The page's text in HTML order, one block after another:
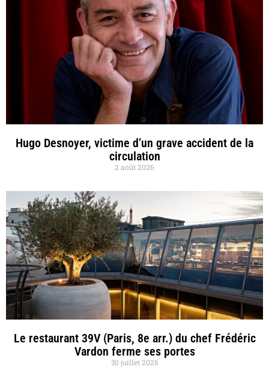
Hugo Desnoyer, victime d’un grave accident de la
circulation
2 août 2026
Le restaurant 39V (Paris, 8e arr.) du chef Frédéric
Vardon ferme ses portes
30 juillet 2026